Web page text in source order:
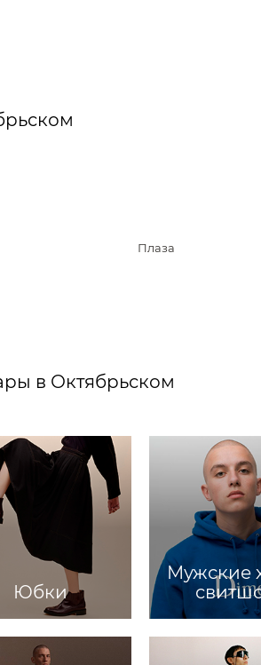
Плаза
в Октябрьском
Юбки
Мужские